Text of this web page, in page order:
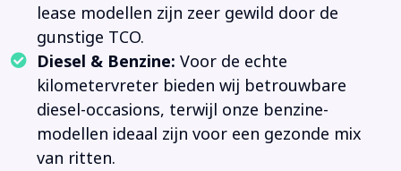
lease modellen zijn zeer gewild door de
gunstige TCO.
Diesel & Benzine: Voor de echte
kilometervreter bieden wij betrouwbare
diesel-occasions, terwijl onze benzine-
modellen ideaal zijn voor een gezonde mix
van ritten.